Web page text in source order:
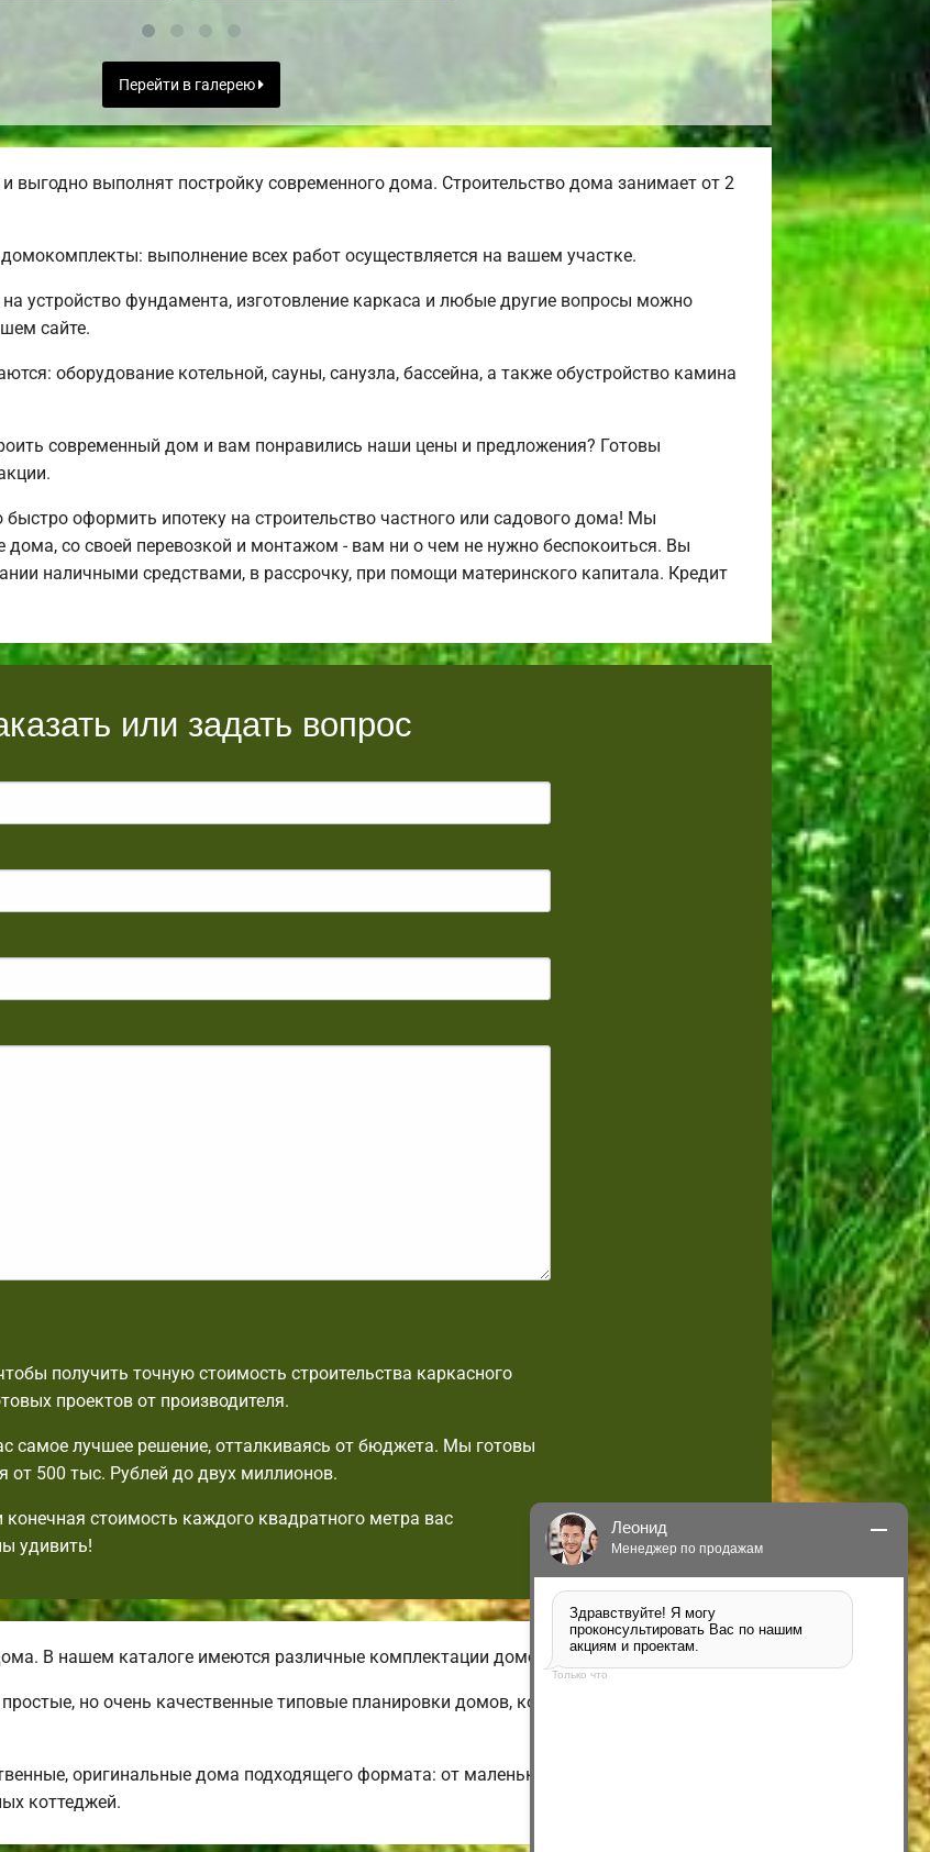
Перейти в галерею
выгодно выполнят постройку современного дома. Строительство дома занимает от 2
выполнение всех работ осуществляется на вашем участке.
устройство фундамента, изготовление каркаса и любые другие вопросы можно
сайте.
оборудование котельной, сауны, санузла, бассейна, а также обустройство камина
современный дом и вам понравились наши цены и предложения? Готовы
оформить ипотеку на строительство частного или садового дома! Мы
со своей перевозкой и монтажом - вам ни о чем не нужно беспокоиться. Вы
наличными средствами, в рассрочку, при помощи материнского капитала. Кредит
или задать вопрос
получить точную стоимость строительства каркасного
проектов от производителя.
самое лучшее решение, отталкиваясь от бюджета. Мы готовы
от 500 тыс. Рублей до двух миллионов.
стоимость каждого квадратного метра вас
удивить!
В нашем каталоге имеются различные комплектации домов небольшой площади.
но очень качественные типовые планировки домов, которые возможно
оригинальные дома подходящего формата: от маленьких 1-этажных и
коттеджей.
Леонид
Менеджер по продажам
Здравствуйте! Я могу
проконсультировать Вас по нашим
акциям и проектам.
Только что